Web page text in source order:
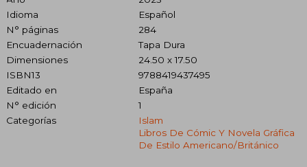
Idioma
Español
N° páginas
284
Encuadernación
Tapa Dura
Dimensiones
24.50 x 17.50
ISBN13
9788419437495
Editado en
España
N° edición
1
Categorías
Islam
Libros De Cómic Y Novela Gráfica
De Estilo Americano/británico